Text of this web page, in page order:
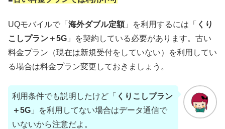
UQモバイルで「 海外ダブル定額」を利用するには「 くり
こしプラン＋5G 」を契約している必要があります。古い
料金プラン（現在は新規受付をしていない）を利用してい
る場合は料金プラン変更しておきましょう。
利用条件でも説明したけど「 くりこしプラン
＋5G 」を利用してない場合はデータ通信で
いないから注意だよ。